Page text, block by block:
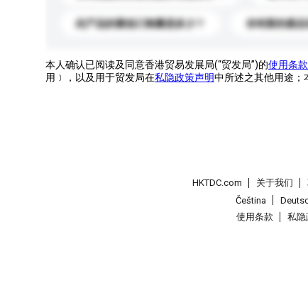
此产品的最低订购量是多少？ 你有新的產品
本人确认已阅读及同意香港贸易发展局(“贸发局”)的使用条款
用﹞，以及用于贸发局在私隐政策声明中所述之其他用途；
HKTDC.com 关于我们
Čeština
使用条款
私隐